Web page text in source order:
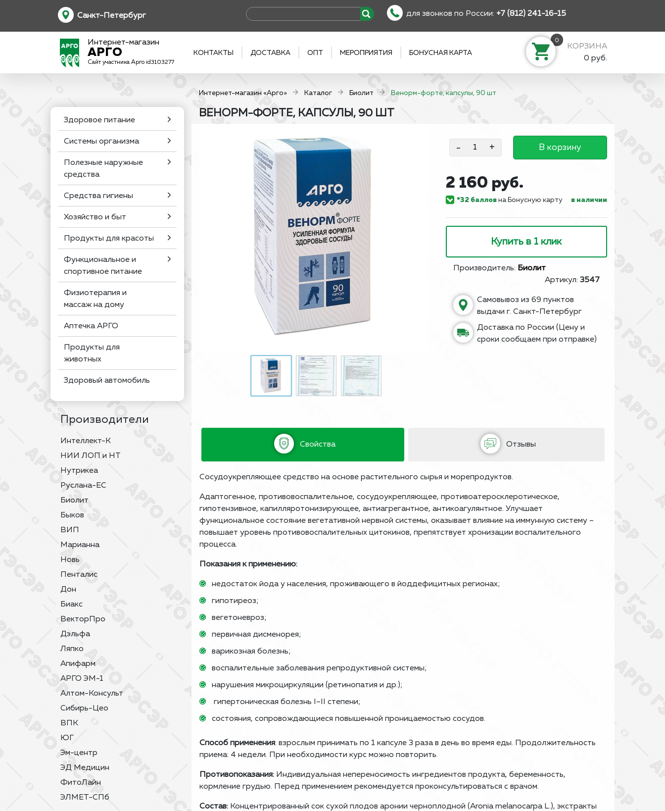
Санкт-Петербург для звонков по России: +7 (812) 241-16-15
Интернет-магазин
АРГО
Сайт участника Арго id3103277
КОНТАКТЫ ДОСТАВКА ОПТ МЕРОПРИЯТИЯ БОНУСНАЯ КАРТА
0
КОРЗИНА
0 руб.
Интернет-магазин «Арго» Каталог Биолит Венорм-форте, капсулы, 90 шт
Здоровое питание
Системы организма
Полезные наружные
средства
Средства гигиены
Хозяйство и быт
Продукты для красоты
Функциональное и
спортивное питание
Физиотерапия и
массаж на дому
Аптечка АРГО
Продукты для
животных
Здоровый автомобиль
Производители
Интеллект-К
НИИ ЛОП и НТ
Нутрикеа
Руслана-ЕС
Биолит
Быков
ВИП
Марианна
Новь
Пенталис
Дон
Биакс
ВекторПро
Дэльфа
Ляпко
Апифарм
АРГО ЭМ-1
Алтом-Консульт
Сибирь-Цео
ВПК
ЮГ
Эм-центр
ЭД Медицин
ФитоЛайн
ЭЛМЕТ-СПб
ВЕНОРМ-ФОРТЕ, КАПСУЛЫ, 90 ШТ
- + В корзину
2 160 руб.
*32 балловна Бонусную карту в наличии
Купить в 1 клик
Производитель: Биолит
Артикул: 3547
Самовывоз из 69 пунктов
выдачи г. Санкт-Петербург
Доставка по России (Цену и
сроки сообщаем при отправке)
Свойства Отзывы
Сосудоукрепляющее средство на основе растительного сырья и морепродуктов.
Адаптогенное, противовоспалительное, сосудоукрепляющее, противоатеросклеротическое,
гипотензивное, капилляротонизирующее, антиагрегантное, антикоагулянтное. Улучшает
функциональное состояние вегетативной нервной системы, оказывает влияние на иммунную систему –
повышает уровень противовоспалительных цитокинов, препятствует хронизации воспалительного
процесса.
Показания к применению:
недостаток йода у населения, проживающего в йоддефицитных регионах;
гипотиреоз;
вегетоневроз;
первичная дисменорея;
варикозная болезнь;
воспалительные заболевания репродуктивной системы;
нарушения микроциркуляции (ретинопатия и др.);
гипертоническая болезнь I–II степени;
состояния, сопровождающиеся повышенной проницаемостью сосудов.
Способ применения: взрослым принимать по 1 капсуле 3 раза в день во время еды. Продолжительность
приема: 4 недели. При необходимости курс можно повторить.
Противопоказания: Индивидуальная непереносимость ингредиентов продукта, беременность,
кормление грудью. Перед применением рекомендуется проконсультироваться с врачом.
Состав: Концентрированный сок сухой плодов аронии черноплодной (Aronia melanocarpa L.), экстракты